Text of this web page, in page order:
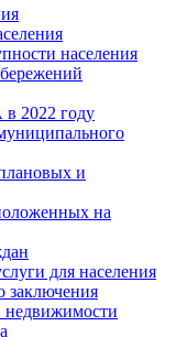
населения
2022 году
и
на
для населения
заключения
недвижимости